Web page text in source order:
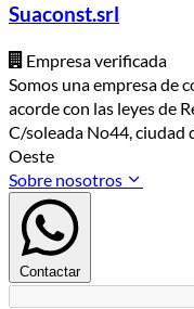
Suaconst.srl
Empresa verificada
Somos una empresa de
acorde con las leyes de
C/soleada No44, ciudad
Oeste
Sobre nosotros
Contactar